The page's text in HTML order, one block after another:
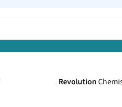
Revolution